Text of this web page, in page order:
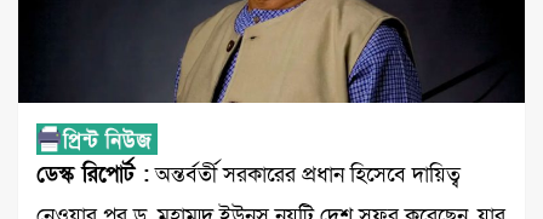
ডেস্ক রিপোর্ট :অন্তর্বর্তী সরকারের প্রধান হিসেবে দায়িত্ব